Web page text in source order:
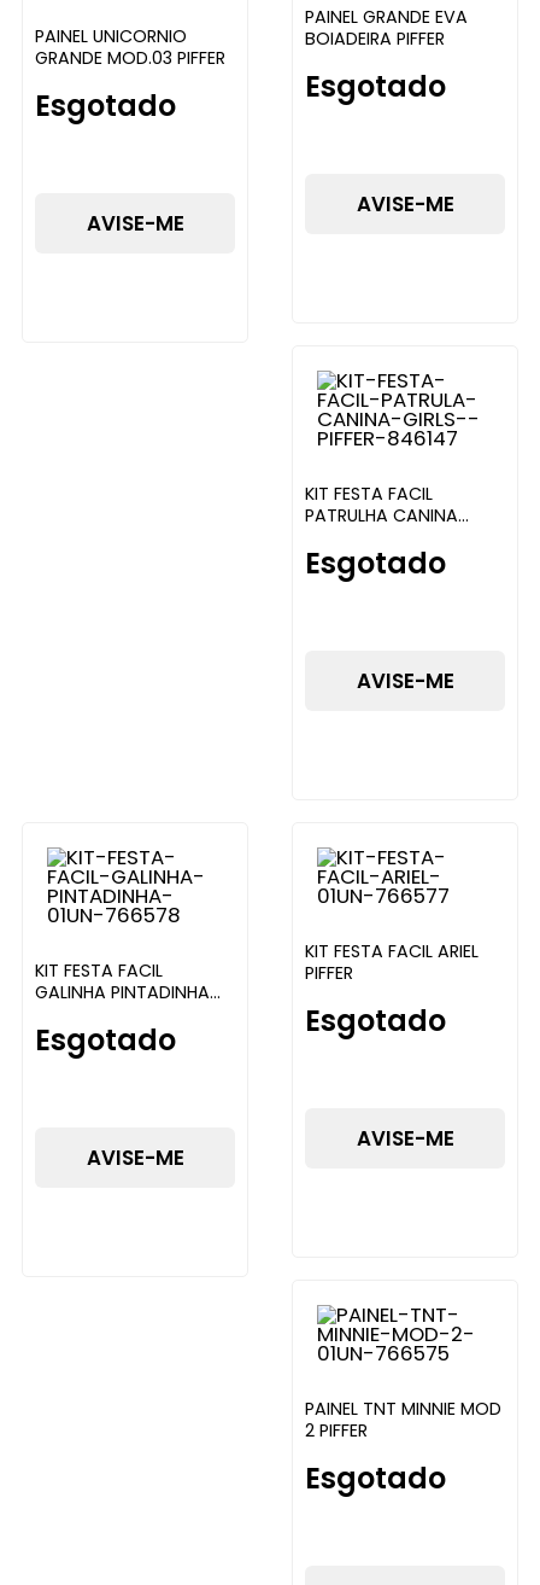
PAINEL UNICORNIO
GRANDE MOD.03 PIFFER
Esgotado
AVISE-ME
PAINEL GRANDE EVA
BOIADEIRA PIFFER
Esgotado
AVISE-ME
KIT FESTA FACIL
PATRULHA CANINA
Esgotado
AVISE-ME
KIT FESTA FACIL
GALINHA PINTADINHA
Esgotado
AVISE-ME
KIT FESTA FACIL ARIEL
PIFFER
Esgotado
AVISE-ME
PAINEL TNT MINNIE MOD
2 PIFFER
Esgotado